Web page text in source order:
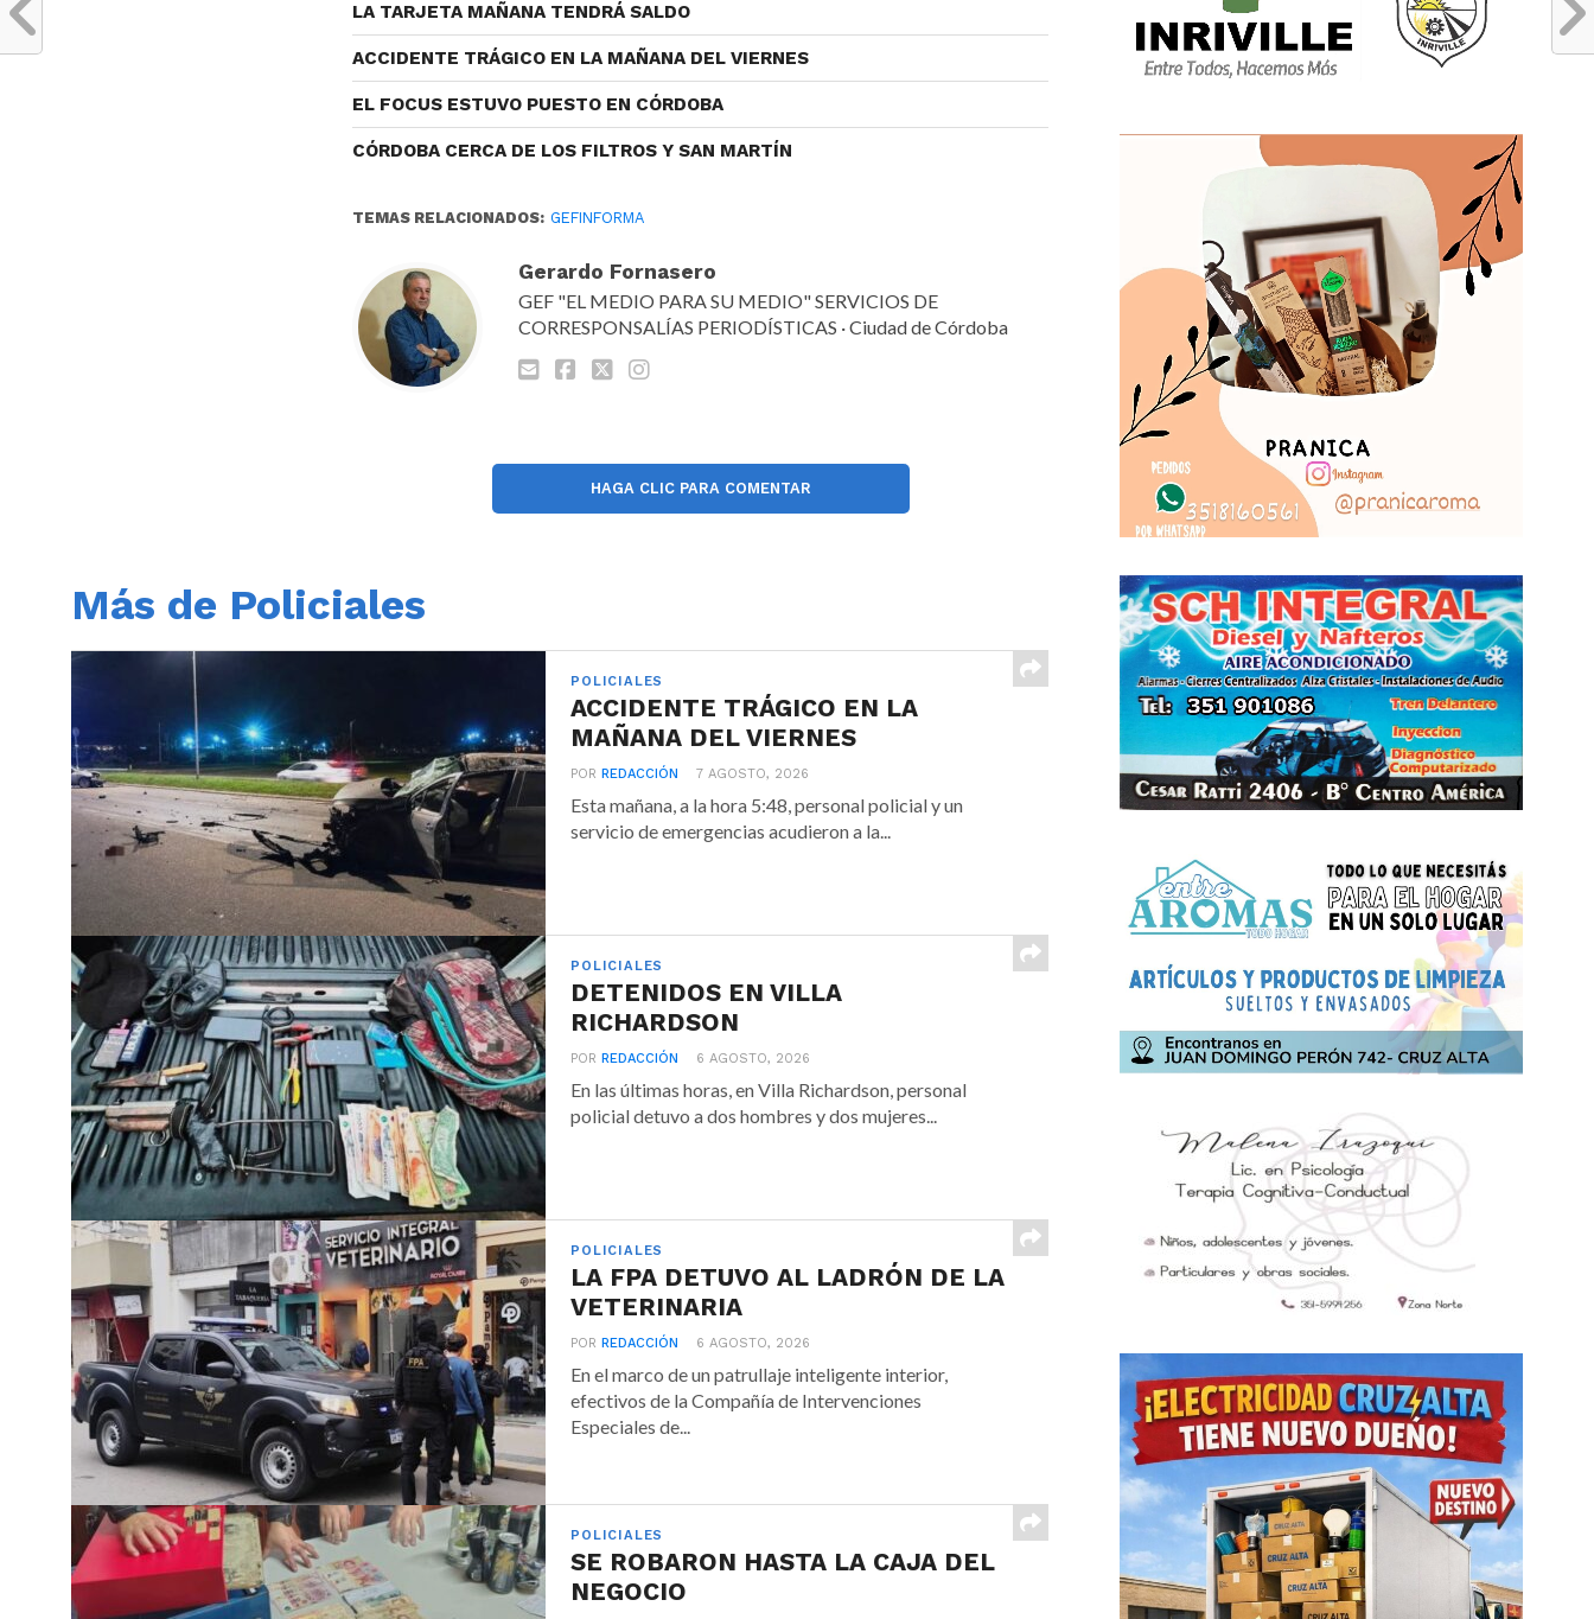
LA TARJETA MAÑANA TENDRÁ SALDO
ACCIDENTE TRÁGICO EN LA MAÑANA DEL VIERNES
EL FOCUS ESTUVO PUESTO EN CÓRDOBA
CÓRDOBA CERCA DE LOS FILTROS Y SAN MARTÍN
TEMAS RELACIONADOS: GEFINFORMA
Gerardo Fornasero
GEF "EL MEDIO PARA SU MEDIO" SERVICIOS DE
CORRESPONSALÍAS PERIODÍSTICAS · Ciudad de Córdoba
HAGA CLIC PARA COMENTAR
Más de Policiales
POLICIALES
ACCIDENTE TRÁGICO EN LA
MAÑANA DEL VIERNES
POR REDACCIÓN 7 AGOSTO, 2026
Esta mañana, a la hora 5:48, personal policial y un
servicio de emergencias acudieron a la...
POLICIALES
DETENIDOS EN VILLA
RICHARDSON
POR REDACCIÓN 6 AGOSTO, 2026
En las últimas horas, en Villa Richardson, personal
policial detuvo a dos hombres y dos mujeres...
POLICIALES
LA FPA DETUVO AL LADRÓN DE LA
VETERINARIA
POR REDACCIÓN 6 AGOSTO, 2026
En el marco de un patrullaje inteligente interior,
efectivos de la Compañía de Intervenciones
Especiales de...
POLICIALES
SE ROBARON HASTA LA CAJA DEL
NEGOCIO